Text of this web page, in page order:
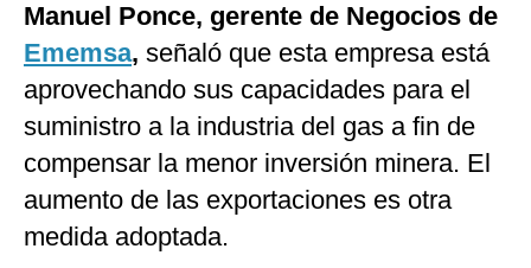
Manuel Ponce, gerente de Negocios de
Ememsa, señaló que esta empresa está
aprovechando sus capacidades para el
suministro a la industria del gas a fin de
compensar la menor inversión minera. El
aumento de las exportaciones es otra
medida adoptada.